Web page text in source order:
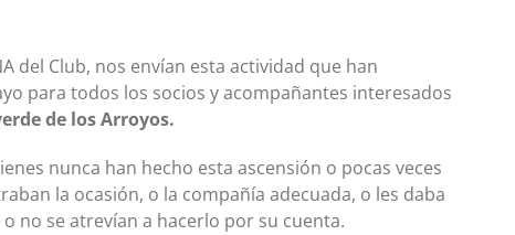
del Club, nos envían esta actividad que han
para todos los socios y acompañantes interesados
de los Arroyos.
nunca han hecho esta ascensión o pocas veces
la ocasión, o la compañía adecuada, o les daba
no se atrevían a hacerlo por su cuenta.